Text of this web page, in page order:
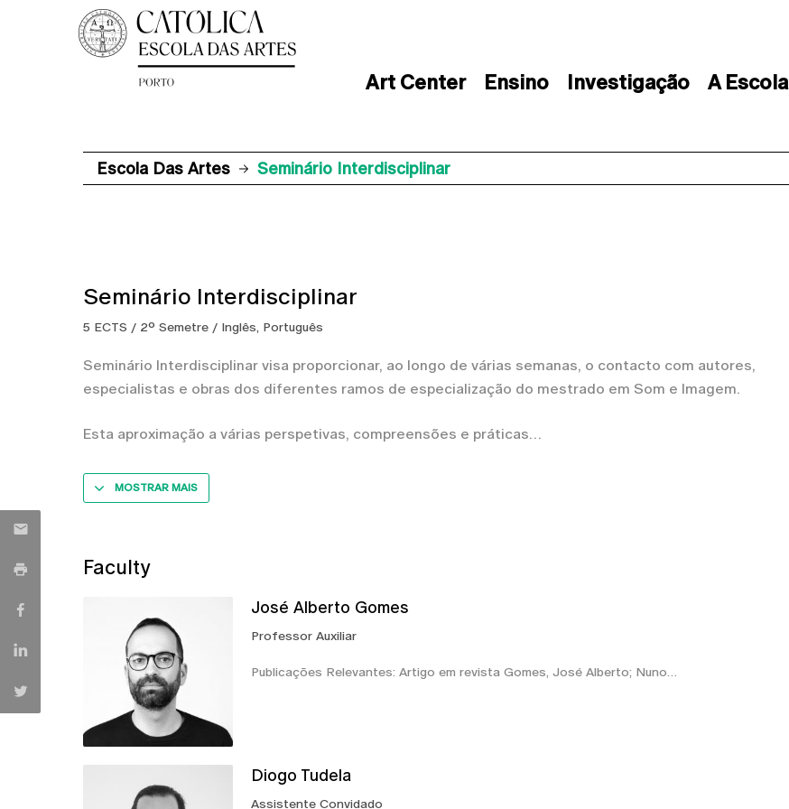
Art Center Ensino Investigação A Escola
Escola Das Artes Seminário Interdisciplinar
Seminário Interdisciplinar
5 ECTS / 2º Semetre / Inglês, Português
Seminário Interdisciplinar visa proporcionar, ao longo de várias semanas, o contacto com autores,
especialistas e obras dos diferentes ramos de especialização do mestrado em Som e Imagem.
Esta aproximação a várias perspetivas, compreensões e práticas
MOSTRAR MAIS
Faculty
José Alberto Gomes
Professor Auxiliar
Publicações Relevantes: Artigo em revista Gomes, José Alberto; Nuno…
Diogo Tudela
Assistente Convidado